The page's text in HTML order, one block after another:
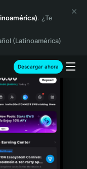
. ¿Te
(Latinoamérica)
Descargar ahora